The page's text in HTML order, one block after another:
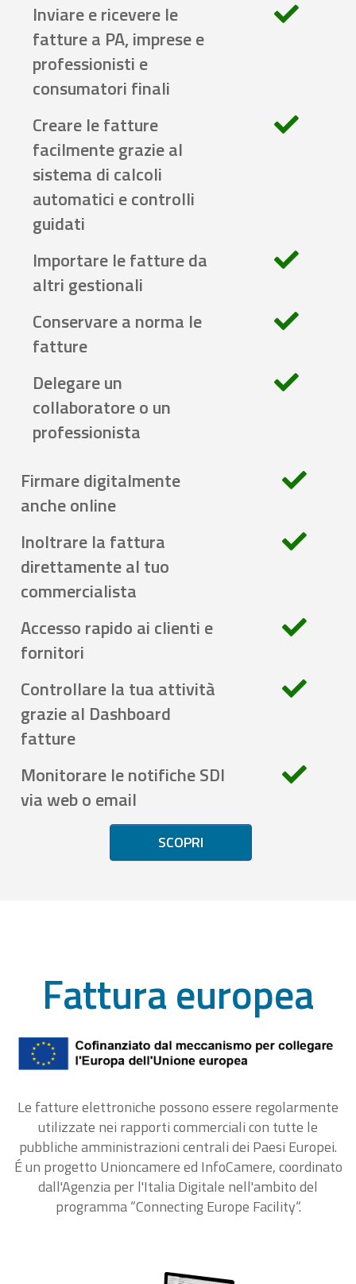
Inviare e ricevere le
fatture a PA, imprese e
professionisti e
consumatori finali
Creare le fatture
facilmente grazie al
sistema di calcoli
automatici e controlli
guidati
Importare le fatture da
altri gestionali
Conservare a norma le
fatture
Delegare un
collaboratore o un
professionista
Firmare digitalmente
anche online
Inoltrare la fattura
direttamente al tuo
commercialista
Accesso rapido ai clienti e
fornitori
Controllare la tua attività
grazie al Dashboard
fatture
Monitorare le notifiche SDI
via web o email
SCOPRI
Fattura europea
Le fatture elettroniche possono essere regolarmente
utilizzate nei rapporti commerciali con tutte le
pubbliche amministrazioni centrali dei Paesi Europei.
É un progetto Unioncamere ed InfoCamere, coordinato
dall'Agenzia per l'Italia Digitale nell'ambito del
programma “Connecting Europe Facility“.